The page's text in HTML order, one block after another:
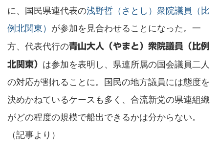
に、国民県連代表の浅野哲（さとし）衆院議員（比
例北関東） が参加を見合わせることになった。一
方、代表代行の青山大人（やまと）衆院議員（比例
北関東） は参加を表明し、県連所属の国会議員二人
の対応が割れることに。国民の地方議員には態度を
決めかねているケースも多く、合流新党の県連組織
がどの程度の規模で船出できるかは分からない。
（記事より）